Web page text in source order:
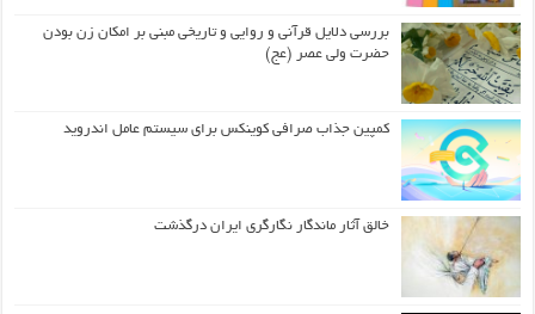
بررسی دلایل قرآنی و روایی و تاریخی مبنی بر امکان زن بودن
حضرت ولی عصر (عج)
کمپین جذاب صرافی کوینکس برای سیستم عامل اندروید
خالق آثار ماندگار نگارگری ایران درگذشت